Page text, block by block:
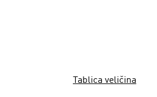
Tablica veličina